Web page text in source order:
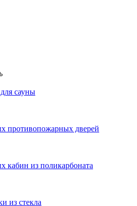
сауны
противопожарных дверей
кабин из поликарбоната
из стекла